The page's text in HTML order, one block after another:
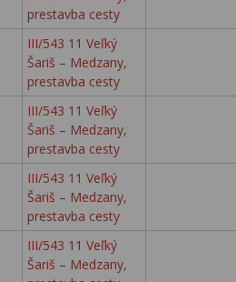
prestavba cesty
III/543 11 Veľký
Šariš – Medzany,
prestavba cesty
III/543 11 Veľký
Šariš – Medzany,
prestavba cesty
III/543 11 Veľký
Šariš – Medzany,
prestavba cesty
III/543 11 Veľký
Šariš – Medzany,